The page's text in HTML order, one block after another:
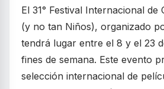
El 31° Festival Internacional de
(y no tan Niños), organizado
tendrá lugar entre el 8 y el 23
fines de semana. Este evento
selección internacional de